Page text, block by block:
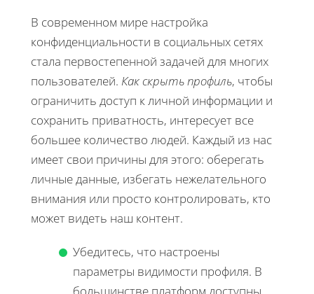
В современном мире настройка
конфиденциальности в социальных сетях
стала первостепенной задачей для многих
пользователей. Как скрыть профиль, чтобы
ограничить доступ к личной информации и
сохранить приватность, интересует все
большее количество людей. Каждый из нас
имеет свои причины для этого: оберегать
личные данные, избегать нежелательного
внимания или просто контролировать, кто
может видеть наш контент.
Убедитесь, что настроены
параметры видимости профиля. В
большинстве платформ доступны